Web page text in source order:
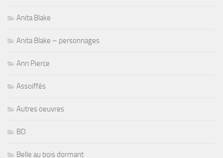
Anita Blake
Anita Blake – personnages
Ann Pierce
Assoiffés
Autres oeuvres
BD
Belle au bois dormant